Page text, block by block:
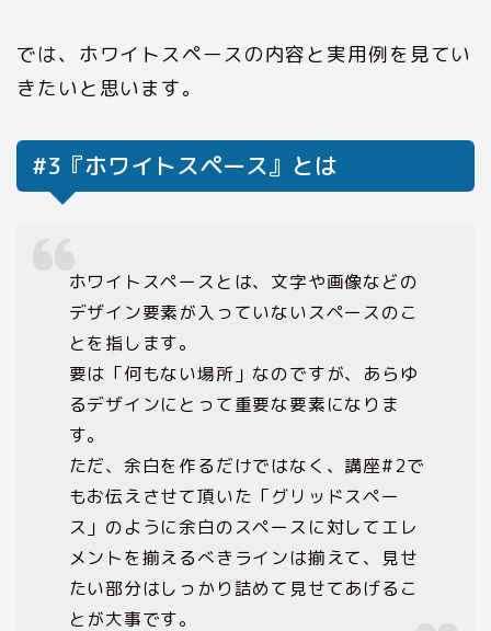
では、ホワイトスペースの内容と実用例を見てい
きたいと思います。
#3『ホワイトスペース』とは
ホワイトスペースとは、文字や画像などの
デザイン要素が入っていないスペースのこ
とを指します。
要は「何もない場所」なのですが、あらゆ
るデザインにとって重要な要素になりま
す。
ただ、余白を作るだけではなく、講座#2で
もお伝えさせて頂いた「グリッドスペー
ス」のように余白のスペースに対してエレ
メントを揃えるべきラインは揃えて、見せ
たい部分はしっかり詰めて見せてあげるこ
とが大事です。